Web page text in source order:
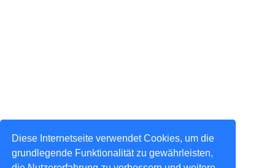
Diese Internetseite verwendet Cookies, um die
grundlegende Funktionalität zu gewährleisten,